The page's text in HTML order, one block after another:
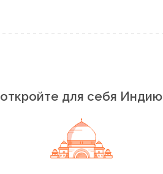
откройте для себя Индию